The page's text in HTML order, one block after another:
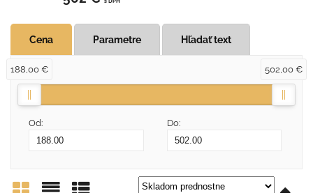
Cena Parametre Hľadať text
Od: Do:
188,00 € 502,00 €